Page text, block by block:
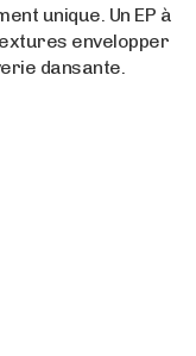
unique. Un EP à
envelopper
dansante.